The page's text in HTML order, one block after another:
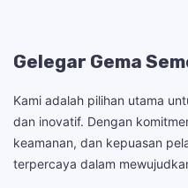
Gelegar Gema
Kami adalah pilihan utama
dan inovatif. Dengan
keamanan, dan kepuasan
terpercaya dalam